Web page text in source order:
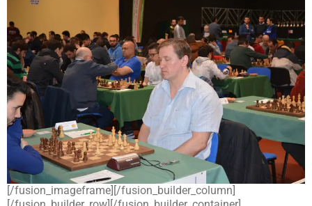
[/fusion_imageframe][/fusion_builder_column]